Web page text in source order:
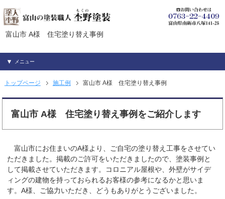
富山市 A様 住宅塗り替え事例
メニュー
トップページ 施工例 富山市 A様 住宅塗り替え事例
富山市 A様 住宅塗り替え事例をご紹介します
富山市にお住まいのA様より、ご自宅の塗り替え工事をさせてい
ただきました。掲載のご許可をいただきましたので、塗装事例と
して掲載させていただきます。コロニアル屋根や、外壁がサイデ
ィングの建物を持っておられるお客様の参考になるかと思いま
す。A様、ご協力いただき、どうもありがとうございました。